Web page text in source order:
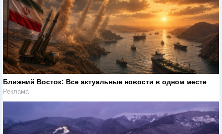
Ближний Восток: Все актуальные новости в одном месте
Реклама